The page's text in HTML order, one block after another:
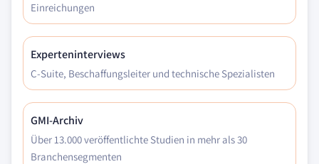
Einreichungen
Experteninterviews
C-Suite, Beschaffungsleiter und technische Spezialisten
GMI-Archiv
Über 13.000 veröffentlichte Studien in mehr als 30
Branchensegmenten